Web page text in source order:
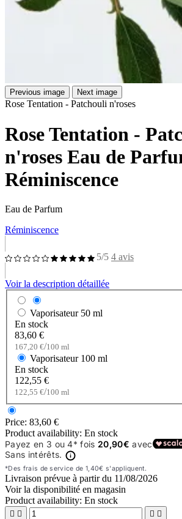
Previous image Next image
Rose Tentation - Patchouli n'roses
Rose Tentation -
n'roses Eau de
Réminiscence
Eau de Parfum
Réminiscence
5/5 4 avis
Voir la description détaillée
Vaporisateur 50 ml
En stock
83,60 €
167,20 €/100 ml
Vaporisateur 100 ml
En stock
122,55 €
122,55 €/100 ml
Price: 83,60 €
Product availability: En stock
Livraison prévue à partir du 11/08/2026
Voir la disponibilité en magasin
Product availability: En stock
   